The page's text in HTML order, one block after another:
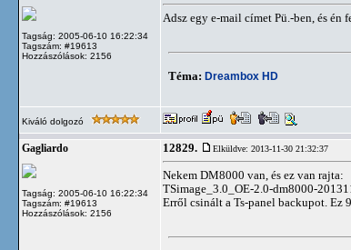
Tagság: 2005-06-10 16:22:34
Tagszám: #19613
Hozzászólások: 2156
Adsz egy e-mail címet Pü.-ben, és
Téma: Dreambox HD
Kiváló dolgozó
Gagliardo
Tagság: 2005-06-10 16:22:34
Tagszám: #19613
Hozzászólások: 2156
12829. Elküldve: 2013-11-30 21:32:37
Nekem DM8000 van, és ez van rajta:
TSimage_3.0_OE-2.0-dm8000-
Erről csinált a Ts-panel backupot. Ez